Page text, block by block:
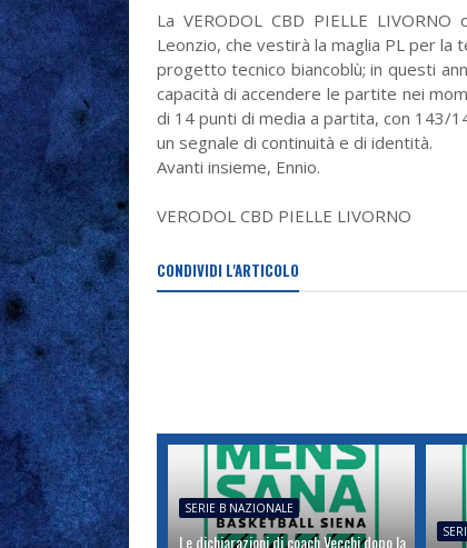
La VERODOL CBD PIELLE
Leonzio, che vestirà la maglia PL per
progetto tecnico biancoblù; in questi
capacità di accendere le partite nei
di 14 punti di media a partita, con 143/
un segnale di continuità e di identità.
Avanti insieme, Ennio.
VERODOL CBD PIELLE LIVORNO
CONDIVIDI L'ARTICOLO
SERIE B NAZIONALE
Le dichiarazioni di coach Vecchi dopo la